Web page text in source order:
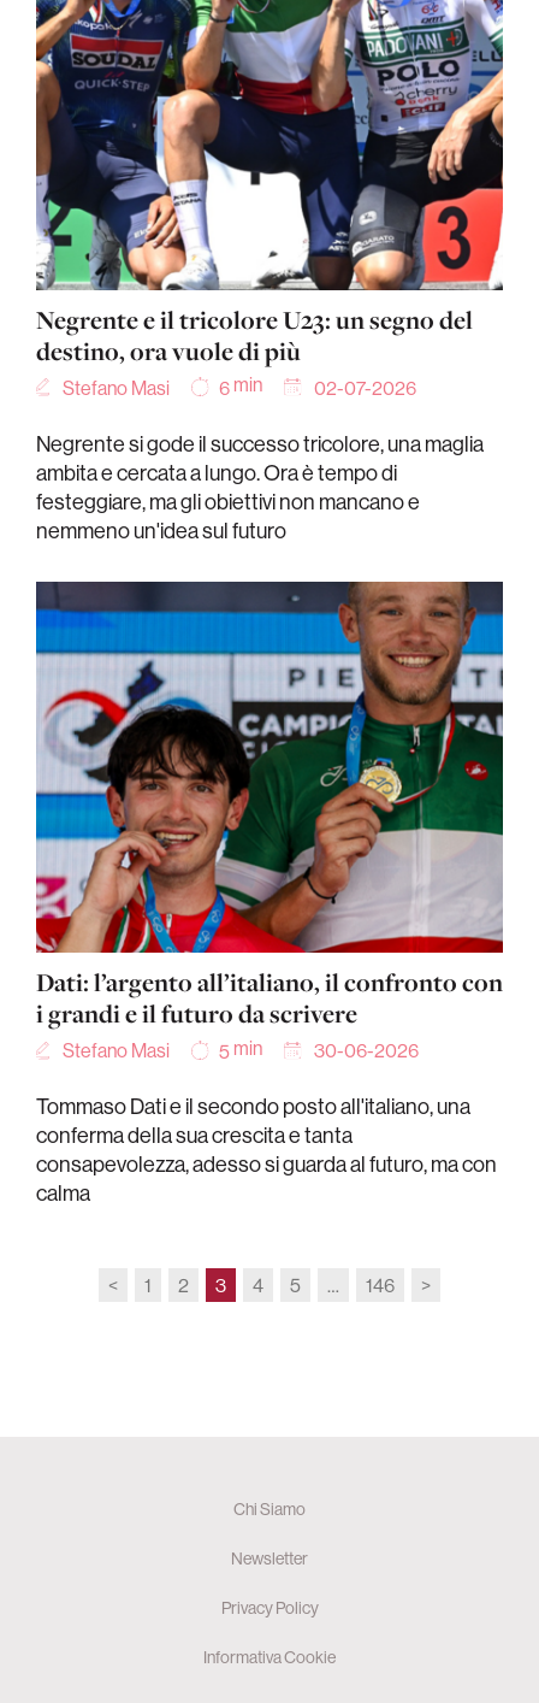
Negrente e il tricolore U23: un segno del
destino, ora vuole di più
Stefano Masi 6 min 02-07-2026
Negrente si gode il successo tricolore, una maglia
ambita e cercata a lungo. Ora è tempo di
festeggiare, ma gli obiettivi non mancano e
nemmeno un'idea sul futuro
Dati: l’argento all’italiano, il confronto con
i grandi e il futuro da scrivere
Stefano Masi 5 min 30-06-2026
Tommaso Dati e il secondo posto all'italiano, una
conferma della sua crescita e tanta
consapevolezza, adesso si guarda al futuro, ma con
calma
< 1 2 3 4 5 … 146 >
Chi Siamo
Newsletter
Privacy Policy
Informativa Cookie